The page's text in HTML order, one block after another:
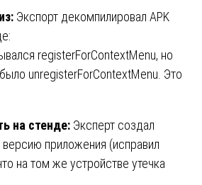
Экспорт декомпилировал APK
registerForContextMenu, но
unregisterForContextMenu. Это
на стенде: Эксперт создал
приложения (исправил
на том же устройстве утечка